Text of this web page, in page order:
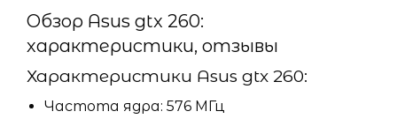
Обзор Asus gtx 260:
характеристики, отзывы
Характеристики Asus gtx 260:
Частота ядра: 576 МГц